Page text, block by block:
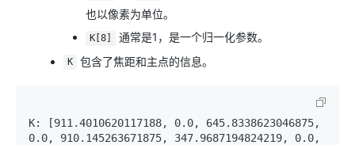
也以像素为单位。
K[8] 通常是1，是一个归一化参数。
K 包含了焦距和主点的信息。
K: [911.4010620117188, 0.0, 645.8338623046875,
0.0, 910.145263671875, 347.9687194824219, 0.0,